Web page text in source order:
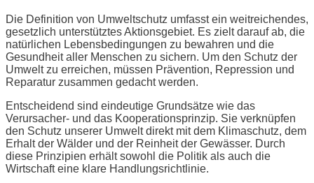
Die Definition von Umweltschutz umfasst ein weitreichendes,
gesetzlich unterstütztes Aktionsgebiet. Es zielt darauf ab, die
natürlichen Lebensbedingungen zu bewahren und die
Gesundheit aller Menschen zu sichern. Um den Schutz der
Umwelt zu erreichen, müssen Prävention, Repression und
Reparatur zusammen gedacht werden.
Entscheidend sind eindeutige Grundsätze wie das
Verursacher- und das Kooperationsprinzip. Sie verknüpfen
den Schutz unserer Umwelt direkt mit dem Klimaschutz, dem
Erhalt der Wälder und der Reinheit der Gewässer. Durch
diese Prinzipien erhält sowohl die Politik als auch die
Wirtschaft eine klare Handlungsrichtlinie.